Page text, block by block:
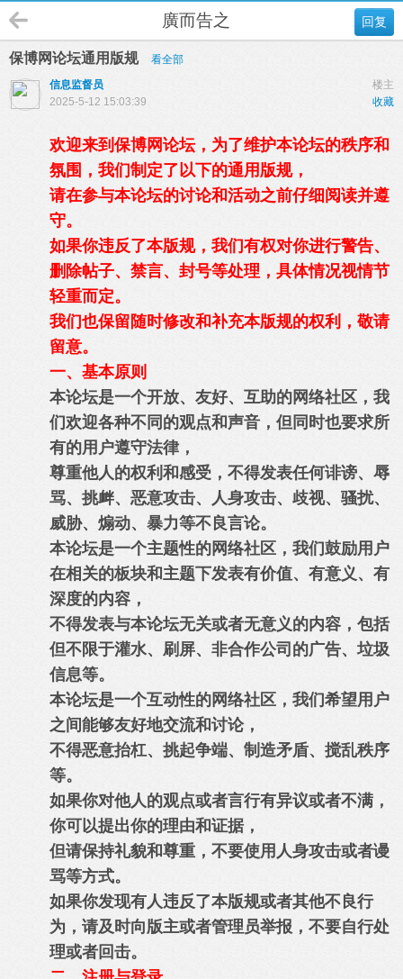
回复
廣而告之
保博网论坛通用版规
看全部
楼主
信息监督员
收藏
2025-5-12 15:03:39
欢迎来到保博网论坛，为了维护本论坛的秩序和
氛围，我们制定了以下的通用版规，
请在参与本论坛的讨论和活动之前仔细阅读并遵
守。
如果你违反了本版规，我们有权对你进行警告、
删除帖子、禁言、封号等处理，具体情况视情节
轻重而定。
我们也保留随时修改和补充本版规的权利，敬请
留意。
一、基本原则
本论坛是一个开放、友好、互助的网络社区，我
们欢迎各种不同的观点和声音，但同时也要求所
有的用户遵守法律，
尊重他人的权利和感受，不得发表任何诽谤、辱
骂、挑衅、恶意攻击、人身攻击、歧视、骚扰、
威胁、煽动、暴力等不良言论。
本论坛是一个主题性的网络社区，我们鼓励用户
在相关的板块和主题下发表有价值、有意义、有
深度的内容，
不得发表与本论坛无关或者无意义的内容，包括
但不限于灌水、刷屏、非合作公司的广告、垃圾
信息等。
本论坛是一个互动性的网络社区，我们希望用户
之间能够友好地交流和讨论，
不得恶意抬杠、挑起争端、制造矛盾、搅乱秩序
等。
如果你对他人的观点或者言行有异议或者不满，
你可以提出你的理由和证据，
但请保持礼貌和尊重，不要使用人身攻击或者谩
骂等方式。
如果你发现有人违反了本版规或者其他不良行
为，请及时向版主或者管理员举报，不要自行处
理或者回击。